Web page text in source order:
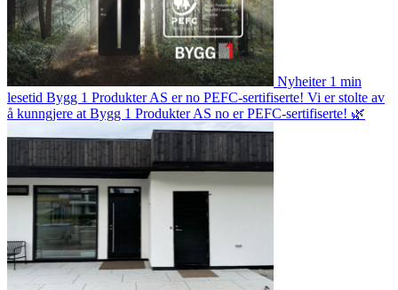
Nyheiter 1 min
lesetid Bygg 1 Produkter AS er no PEFC-sertifiserte! Vi er stolte av
å kunngjere at Bygg 1 Produkter AS no er PEFC-sertifiserte! 🌿